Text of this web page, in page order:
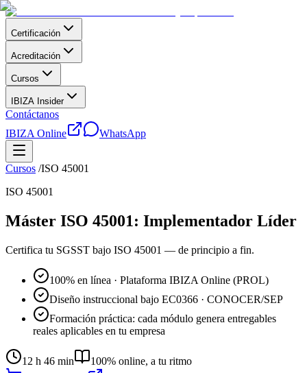
Certificación
Acreditación
Cursos
IBIZA Insider
Contáctanos
IBIZA Online
WhatsApp
Cursos /ISO 45001
ISO 45001
Máster ISO 45001: Implementador Líder
Certifica tu SGSST bajo ISO 45001 — de principio a fin.
100% en línea · Plataforma IBIZA Online (PROL)
Diseño instruccional bajo EC0366 · CONOCER/SEP
Formación práctica: cada módulo genera entregables
reales aplicables en tu empresa
12 h 46 min
100% online, a tu ritmo